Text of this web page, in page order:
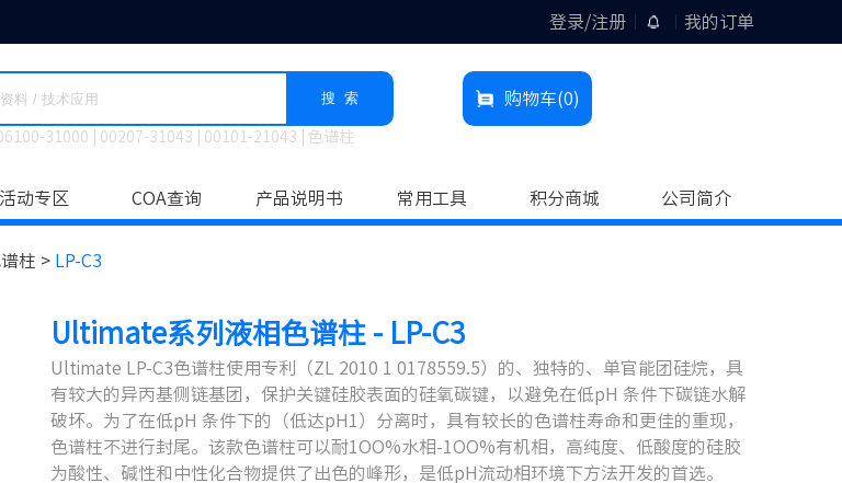
登录/注册 我的订单
搜 索
31000 00207-31043 00101-21043 色谱柱
购物车(0)
活动专区 COA查询 产品说明书 常用工具 积分商城 公司简介
柱 > LP-C3
Ultimate系列液相色谱柱 - LP-C3
Ultimate LP-C3色谱柱使用专利（ZL 2010 1 0178559.5）的、独特的、单官能团硅烷，具
有较大的异丙基侧链基团，保护关键硅胶表面的硅氧碳键，以避免在低pH 条件下碳链水解
破坏。为了在低pH 条件下的（低达pH1）分离时，具有较长的色谱柱寿命和更佳的重现，
色谱柱不进行封尾。该款色谱柱可以耐1OO%水相-1OO%有机相，高纯度、低酸度的硅胶
为酸性、碱性和中性化合物提供了出色的峰形，是低pH流动相环境下方法开发的首选。